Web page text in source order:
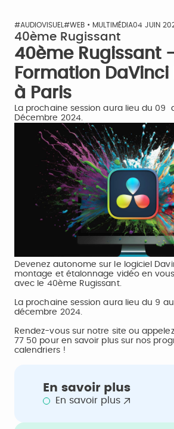
#AUDIOVISUEL #WEB • MULTIMÉDIA04 JUIN
40ème Rugissant
40ème Rugissant -
Formation DaVinci
à Paris
La prochaine session aura lieu du 09
Décembre 2024.
Devenez autonome sur le logiciel
montage et étalonnage vidéo en
avec le 40ème Rugissant.
La prochaine session aura lieu du 9
décembre 2024.
Rendez-vous sur notre site ou
77 50 pour en savoir plus sur nos
calendriers !
En savoir plus
En savoir plus